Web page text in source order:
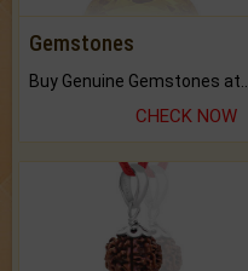
Gemstones
CHECK NOW